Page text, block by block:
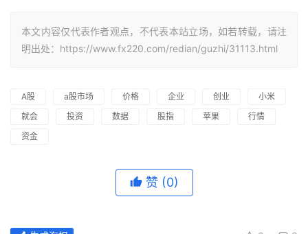
本文内容仅代表作者观点，不代表本站立场，如若转载，请注
明出处：https://www.fx220.com/redian/guzhi/31113.html
A股 a股市场 价格 企业 创业
小米
就会
投资 数据 股指 苹果
行情
资金
赞 (0)